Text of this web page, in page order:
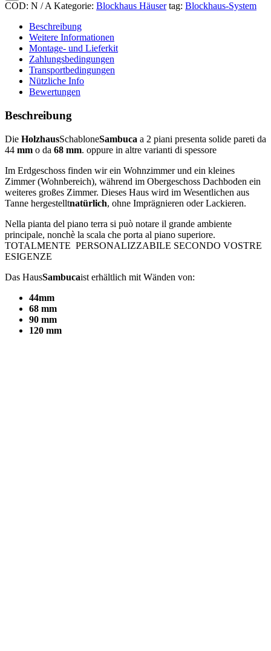
COD: N / A Kategorie: Blockhaus Häuser tag: Blockhaus-System
Beschreibung
Weitere Informationen
Montage- und Lieferkit
Zahlungsbedingungen
Transportbedingungen
Nützliche Info
Bewertungen
Beschreibung
Die HolzhausSchabloneSambuca a 2 piani presenta solide pareti da
44 mm o da 68 mm. oppure in altre varianti di spessore
Im Erdgeschoss finden wir ein Wohnzimmer und ein kleines
Zimmer (Wohnbereich), während im Obergeschoss Dachboden ein
weiteres großes Zimmer. Dieses Haus wird im Wesentlichen aus
Tanne hergestelltnatürlich, ohne Imprägnieren oder Lackieren.
Nella pianta del piano terra si può notare il grande ambiente
principale, nonchè la scala che porta al piano superiore.
TOTALMENTE PERSONALIZZABILE SECONDO VOSTRE
ESIGENZE
Das HausSambucaist erhältlich mit Wänden von:
44mm
68 mm
90 mm
120 mm